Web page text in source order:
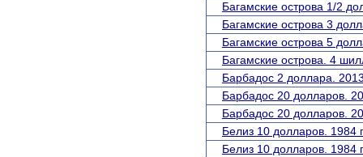
Багамские острова 1/2
Багамские острова 3
Багамские острова 5
Багамские острова. 4
Барбадос 2 доллара.
Барбадос 20 долларов.
Барбадос 20 долларов.
Белиз 10 долларов. 1984
Белиз 10 долларов. 1984